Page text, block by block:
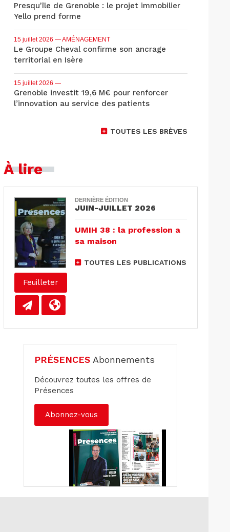
Presqu'île de Grenoble : le projet immobilier
Yello prend forme
15 juillet 2026 — AMÉNAGEMENT
Le Groupe Cheval confirme son ancrage
territorial en Isère
15 juillet 2026 —
Grenoble investit 19,6 M€ pour renforcer
l’innovation au service des patients
TOUTES LES BRÈVES
À lire
Feuilleter
DERNIÈRE ÉDITION
JUIN-JUILLET 2026
UMIH 38 : la profession a
sa maison
TOUTES LES PUBLICATIONS
PRÉSENCES Abonnements
Découvrez toutes les offres de
Présences
Abonnez-vous